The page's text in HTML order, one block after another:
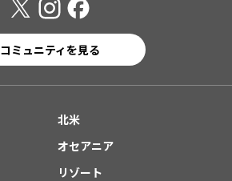
コミュニティを見る
北米
オセアニア
リゾート